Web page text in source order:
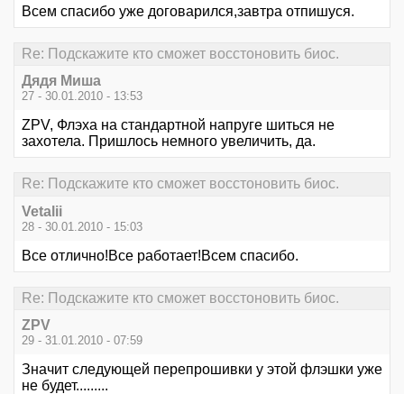
Всем спасибо уже договарился,завтра отпишуся.
Re: Подскажите кто сможет восстоновить биос.
Дядя Миша
27 - 30.01.2010 - 13:53
ZPV, Флэха на стандартной напруге шиться не
захотела. Пришлось немного увеличить, да.
Re: Подскажите кто сможет восстоновить биос.
Vetalii
28 - 30.01.2010 - 15:03
Все отлично!Все работает!Всем спасибо.
Re: Подскажите кто сможет восстоновить биос.
ZPV
29 - 31.01.2010 - 07:59
Значит следующей перепрошивки у этой флэшки уже
не будет.........